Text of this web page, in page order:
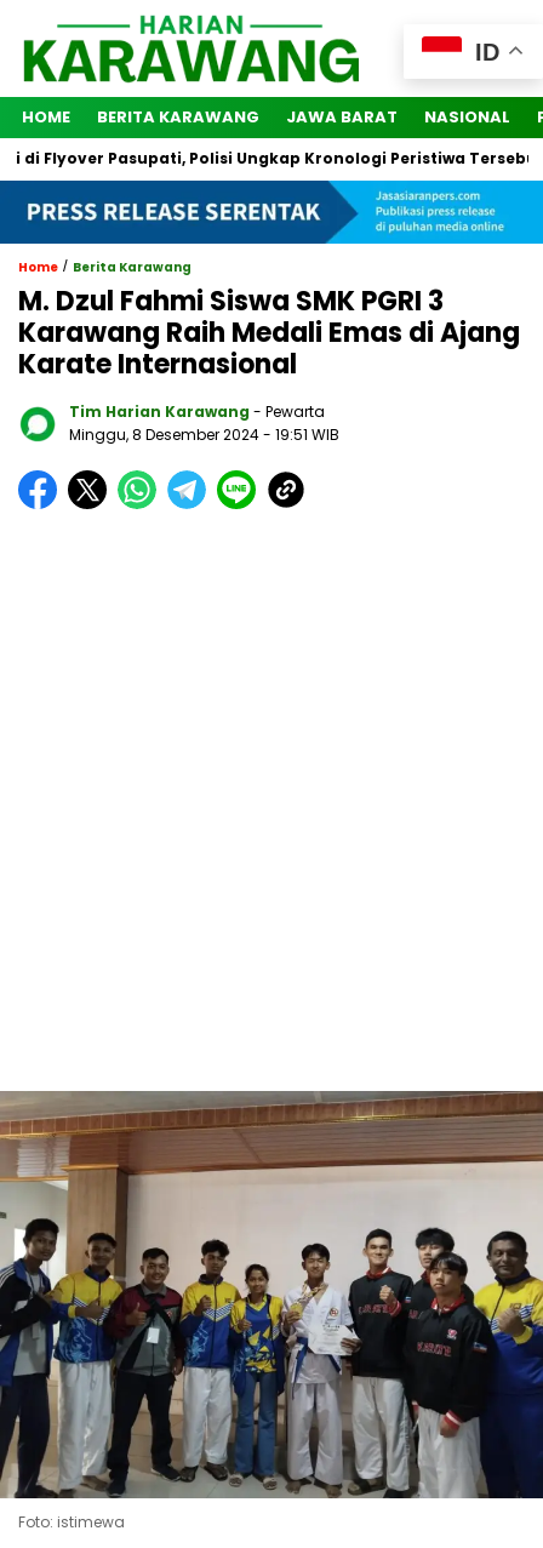
HOME BERITA KARAWANG JAWA BARAT NASIONAL
Pasupati, Polisi Ungkap Kronologi Peristiwa Tersebut
Home / Berita Karawang
M. Dzul Fahmi Siswa SMK PGRI 3
Karawang Raih Medali Emas di Ajang
Karate Internasional
Tim Harian Karawang - Pewarta
Minggu, 8 Desember 2024- 19:51 WIB
Foto: istimewa
ID